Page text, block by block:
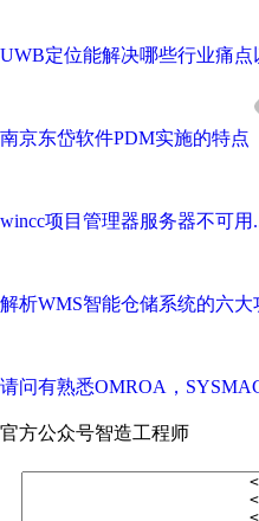
UWB定位能解决哪些行业痛点
南京东岱软件PDM实施的特点
wincc项目管理器服务器不可用
解析WMS智能仓储系统的六大
请问有熟悉OMROA，
官方公众号智造工程师